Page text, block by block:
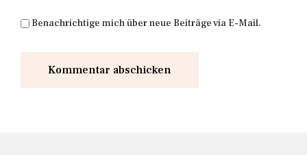
Benachrichtige mich über neue Beiträge via E-Mail.